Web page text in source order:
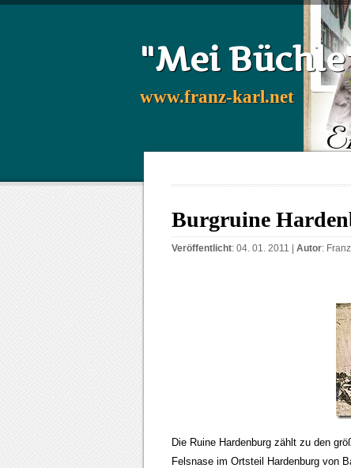
"Mei
www.franz-karl.net
Burgruine
Veröffentlicht: 04. 01. 2011 | Autor:
Die Ruine Hardenburg zählt zu den
Felsnase im Ortsteil Hardenburg von